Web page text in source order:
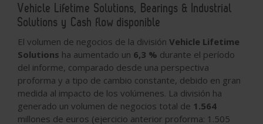
Vehicle Lifetime Solutions, Bearings & Industrial
Solutions y Cash flow disponible
El volumen de negocios de la división Vehicle Lifetime
Solutions ha aumentado un 6,3 % durante el período
del informe, comparado desde una perspectiva
proforma y a tipo de cambio constante, debido en gran
medida al impacto de los volúmenes. La división ha
generado un volumen de negocios total de 1.564
millones de euros (ejercicio anterior proforma: 1.505